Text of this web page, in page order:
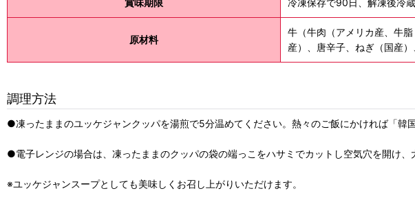
賞味期限 冷凍保存で90日、解凍後冷
原材料
牛（牛肉（アメリカ産、牛
産）、唐辛子、ねぎ（国産
調理方法
●凍ったままのユッケジャンクッパを湯煎で5分温めてください。熱々のご飯にかければ「韓
●電子レンジの場合は、凍ったままのクッパの袋の端っこをハサミでカットし空気穴を開け
※ユッケジャンスープとしても美味しくお召し上がりいただけます。